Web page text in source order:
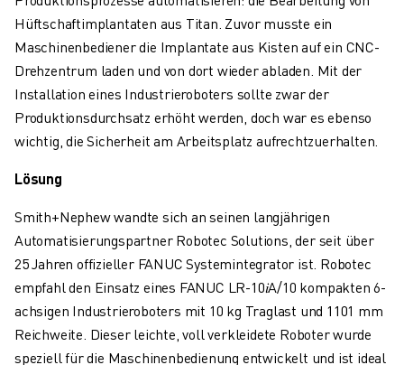
ÜBER FANUC
FANUC IN EUROPA
UNSERE STANDORTE
NACHHALTIGKEIT
KARRIERE
GESTALTEN SIE IHRE ZUKUNFT MIT FANUC
JETZT BEWERBEN » KARRIEREPORTAL
KONTAKT
STANDORTE
IMPRESSUM
Hüftschaftimplantaten aus Titan. Zuvor musste ein
Maschinenbediener die Implantate aus Kisten auf ein CNC-
Drehzentrum laden und von dort wieder abladen. Mit der
Installation eines Industrieroboters sollte zwar der
Produktionsdurchsatz erhöht werden, doch war es ebenso
wichtig, die Sicherheit am Arbeitsplatz aufrechtzuerhalten.
Lösung
Smith+Nephew wandte sich an seinen langjährigen
Automatisierungspartner Robotec Solutions, der seit über
25 Jahren offizieller FANUC Systemintegrator ist. Robotec
empfahl den Einsatz eines FANUC LR-10𝑖A/10 kompakten 6-
achsigen Industrieroboters mit 10 kg Traglast und 1101 mm
Reichweite. Dieser leichte, voll verkleidete Roboter wurde
speziell für die Maschinenbedienung entwickelt und ist ideal